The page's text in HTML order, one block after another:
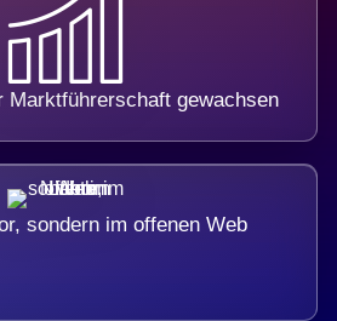
Marktführerschaft gewachsen
sondern im offenen Web